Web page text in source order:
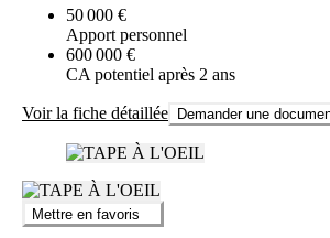
50 000 €
Apport personnel
600 000 €
CA potentiel après 2 ans
Voir la fiche détaillée Demander une
Mettre en favoris